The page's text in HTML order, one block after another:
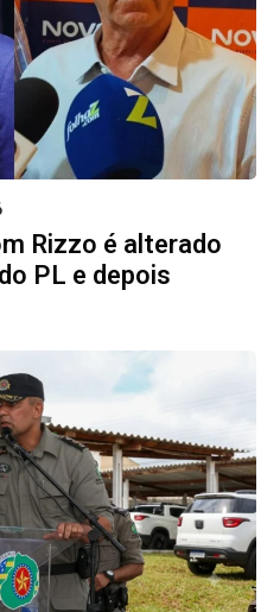
Rizzo é alterado
PL e depois